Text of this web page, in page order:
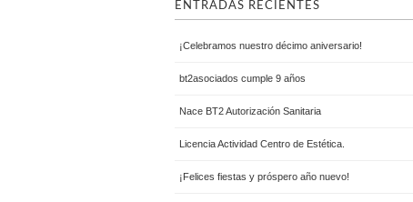
ENTRADAS RECIENTES
¡Celebramos nuestro décimo aniversario!
bt2asociados cumple 9 años
Nace BT2 Autorización Sanitaria
Licencia Actividad Centro de Estética.
¡Felices fiestas y próspero año nuevo!